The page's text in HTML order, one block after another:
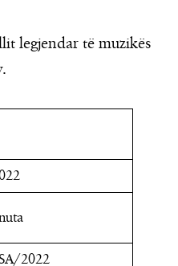
legjendar të muzikës
2022